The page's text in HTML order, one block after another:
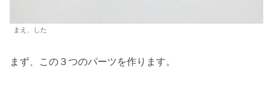
まえ、した
まず、この３つのパーツを作ります。